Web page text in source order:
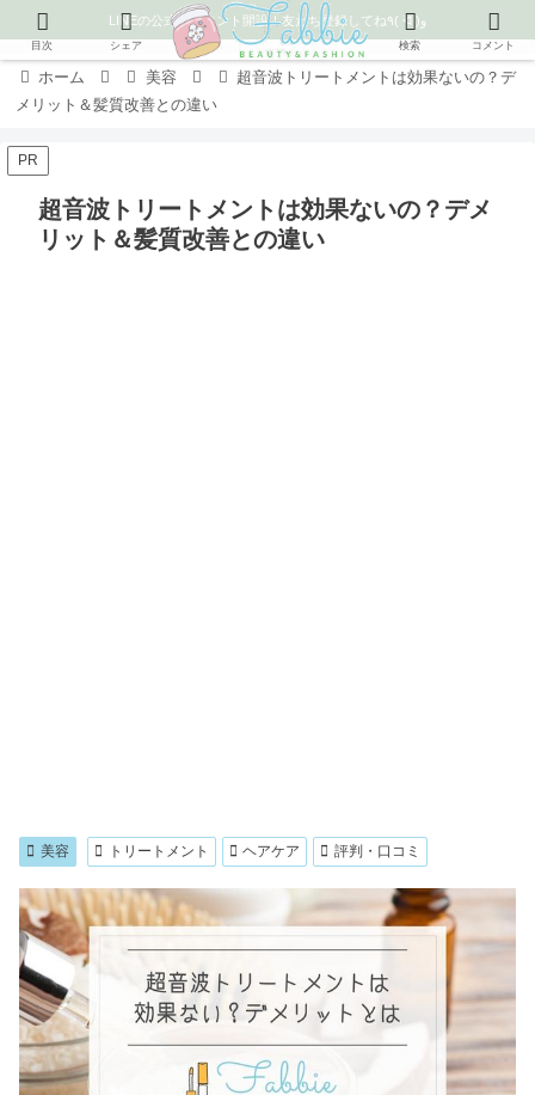
LINEの公式アカウント開設！友だち登録してね٩( ᐛ )و
ホーム 美容
超音波トリートメントは効果ないの？デ
メリット＆髪質改善との違い
PR
超音波トリートメントは効果ないの？デメ
リット＆髪質改善との違い
美容 トリートメント ヘアケア 評判・口コミ
目次 シェア 検索 コメント